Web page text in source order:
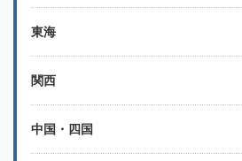
東海
関西
中国・四国